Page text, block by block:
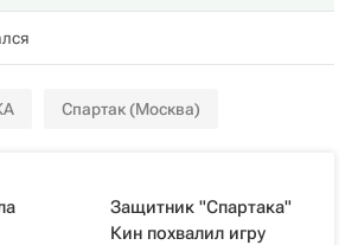
Спартак (Москва)
Защитник "Спартака"
Кин похвалил игру